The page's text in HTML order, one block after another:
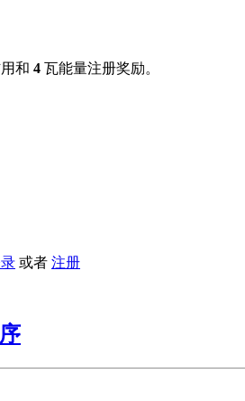
和 4 瓦能量注册奖励。
或者 注册